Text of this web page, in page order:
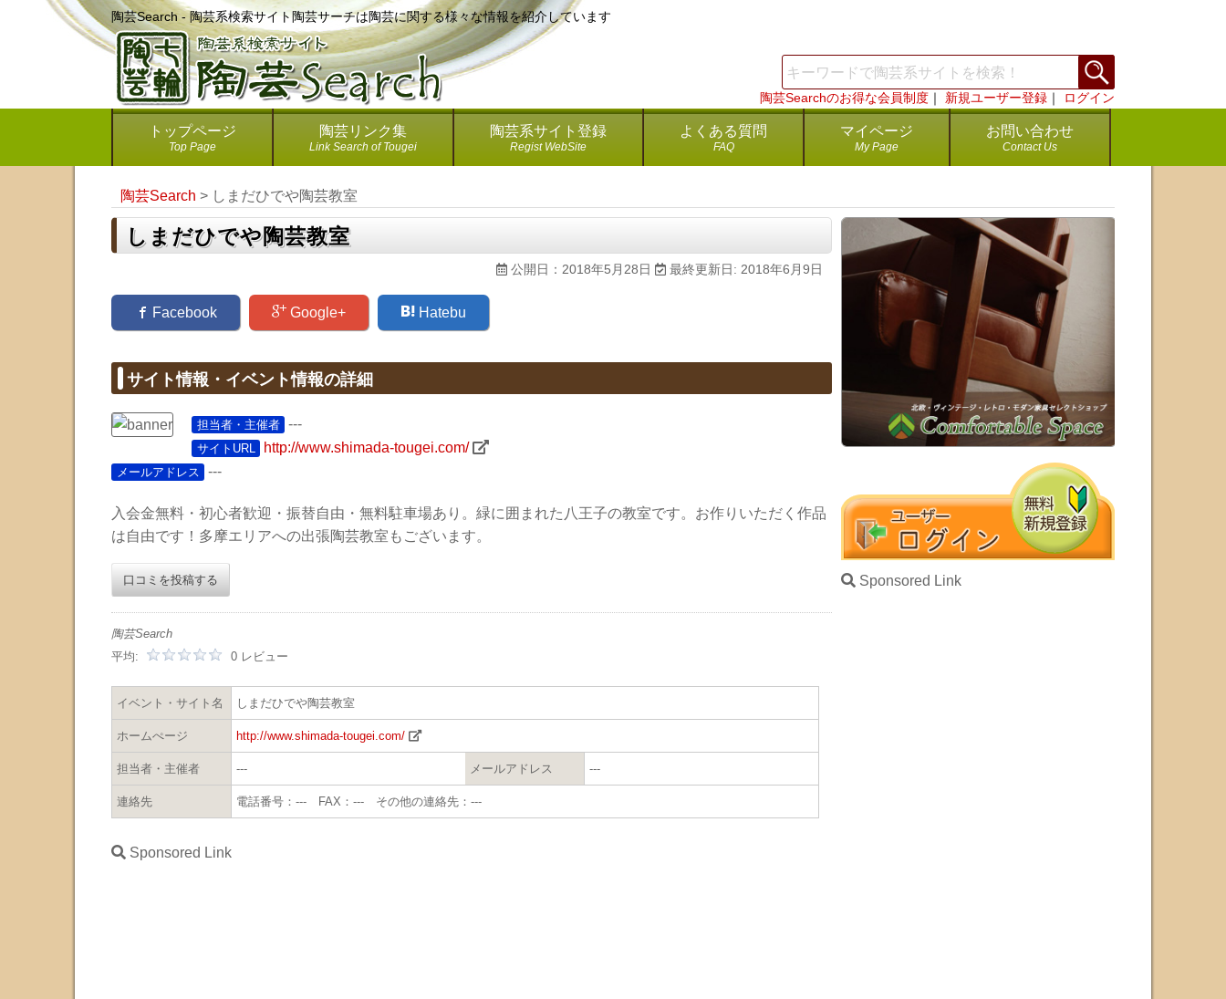
陶芸Search - 陶芸系検索サイト陶芸サーチは陶芸に関する様々な情報を紹介しています
陶芸Searchのお得な会員制度 新規ユーザー登録 ログイン
トップページ
Top Page
陶芸リンク集
Link Search of Tougei
陶芸系サイト登録
Regist WebSite
よくある質問
FAQ
マイページ
My Page
お問い合わせ
Contact Us
陶芸Search > しまだひでや陶芸教室
しまだひでや陶芸教室
公開日：2018年5月28日 最終更新日: 2018年6月9日
Facebook Google+ Hatebu
サイト情報・イベント情報の詳細
担当者・主催者 ---
サイトURL http://www.shimada-tougei.com/
メールアドレス ---
入会金無料・初心者歓迎・振替自由・無料駐車場あり。緑に囲まれた八王子の教室です。お作りいただく作品
は自由です！多摩エリアへの出張陶芸教室もございます。
口コミを投稿する
陶芸Search
平均:
0 レビュー
イベント・サイト名 しまだひでや陶芸教室
ホームぺージ http://www.shimada-tougei.com/
担当者・主催者 --- メールアドレス ---
連絡先 電話番号：--- FAX：--- その他の連絡先：---
Sponsored Link
Sponsored Link